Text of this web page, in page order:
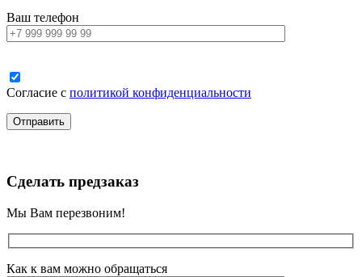
Ваш телефон
Согласие с политикой конфиденциальности
Сделать предзаказ
Мы Вам перезвоним!
Как к вам можно обращаться